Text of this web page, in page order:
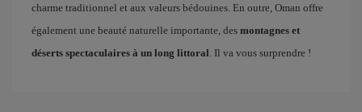
charme traditionnel et aux valeurs bédouines. En outre, Oman offre
également une beauté naturelle importante, des montagnes et
déserts spectaculaires à un long littoral . Il va vous surprendre !